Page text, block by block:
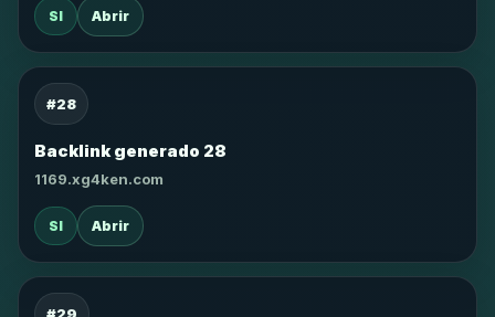
SI Abrir
#28
Backlink generado 28
1169.xg4ken.com
SI Abrir